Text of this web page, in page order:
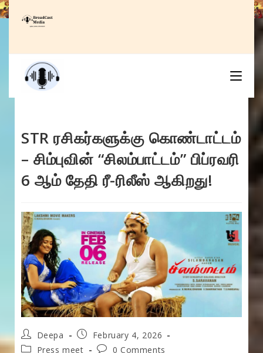
Skip
to
STR ரசிகர்களுக்கு கொண்டாட்டம்
– சிம்புவின் “சிலம்பாட்டம்” பிப்ரவரி
6 ஆம் தேதி ரீ-ரிலீஸ் ஆகிறது!
Post
author:
Deepa
Post
published:
February 4, 2026
PostPress meet
Post0 Comments